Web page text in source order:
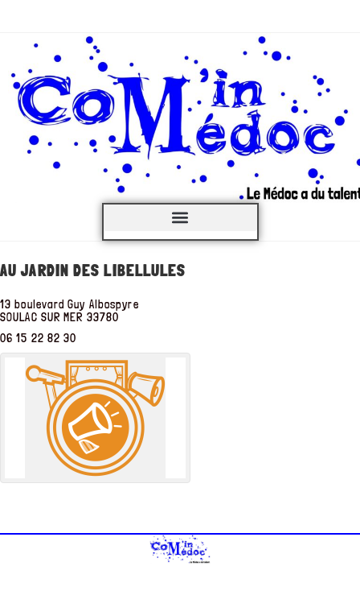
AU JARDIN DES LIBELLULES
13 boulevard Guy Albospyre
SOULAC SUR MER 33780
06 15 22 82 30